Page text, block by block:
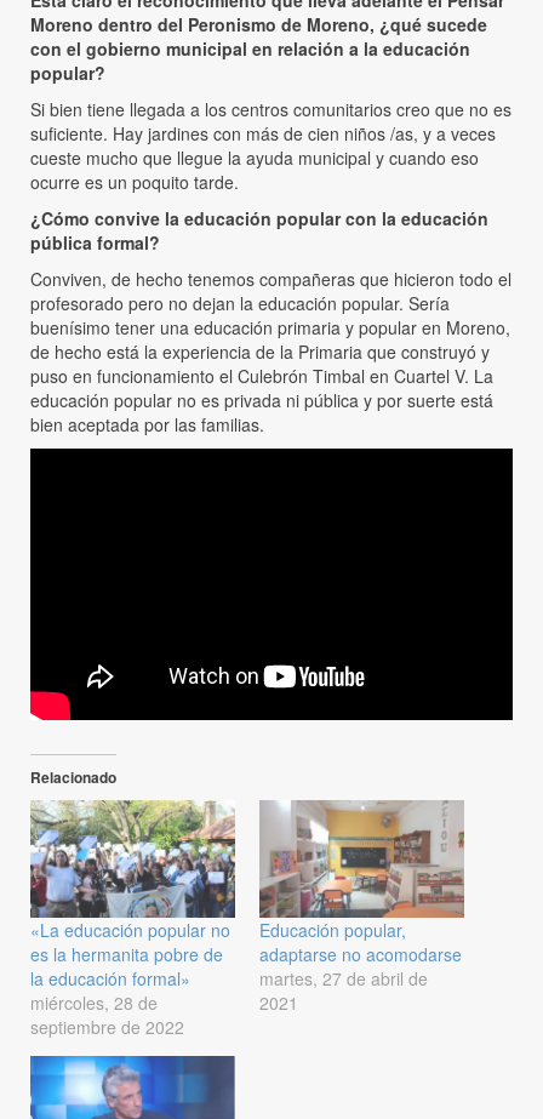
Moreno dentro del Peronismo de Moreno, ¿qué sucede
con el gobierno municipal en relación a la educación
popular?
Si bien tiene llegada a los centros comunitarios creo que no es
suficiente. Hay jardines con más de cien niños /as, y a veces
cueste mucho que llegue la ayuda municipal y cuando eso
ocurre es un poquito tarde.
¿Cómo convive la educación popular con la educación
pública formal?
Conviven, de hecho tenemos compañeras que hicieron todo el
profesorado pero no dejan la educación popular. Sería
buenísimo tener una educación primaria y popular en Moreno,
de hecho está la experiencia de la Primaria que construyó y
puso en funcionamiento el Culebrón Timbal en Cuartel V. La
educación popular no es privada ni pública y por suerte está
bien aceptada por las familias.
Relacionado
«La educación popular no
es la hermanita pobre de
la educación formal»
miércoles, 28 de
septiembre de 2022
Educación popular,
adaptarse no acomodarse
martes, 27 de abril de
2021